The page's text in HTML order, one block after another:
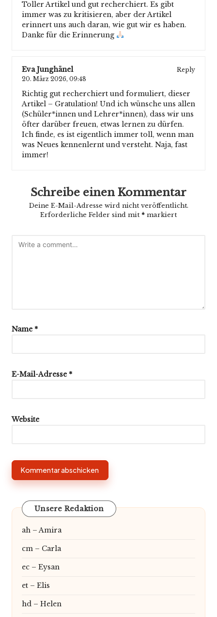
Toller Artikel und gut recherchiert. Es gibt
immer was zu kritisieren, aber der Artikel
erinnert uns auch daran, wie gut wir es haben.
Danke für die Erinnerung
Eva Junghänel
Reply
20. März 2026, 09:48
Richtig gut recherchiert und formuliert, dieser
Artikel – Gratulation! Und ich wünsche uns allen
(Schüler*innen und Lehrer*innen), dass wir uns
öfter darüber freuen, etwas lernen zu dürfen.
Ich finde, es ist eigentlich immer toll, wenn man
was Neues kennenlernt und versteht. Naja, fast
immer!
Schreibe einen Kommentar
Deine E-Mail-Adresse wird nicht veröffentlicht.
Erforderliche Felder sind mit * markiert
Name *
E-Mail-Adresse *
Website
Unsere Redaktion
ah – Amira
cm – Carla
ec – Eysan
et – Elis
hd – Helen